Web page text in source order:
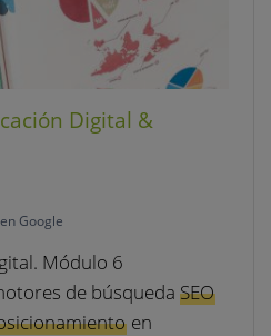
Digital &
Google
Módulo 6
de búsqueda SEO
en